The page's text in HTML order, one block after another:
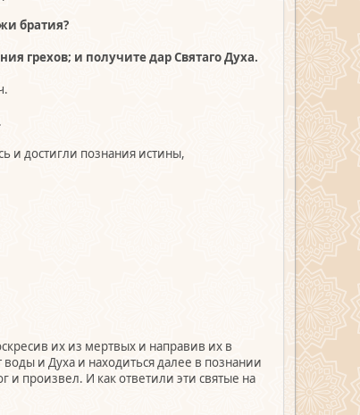
братия?
грехов; и получите дар Святаго Духа.
и достигли познания истины,
их из мертвых и направив их в
и Духа и находиться далее в познании
и произвел. И как ответили эти святые на